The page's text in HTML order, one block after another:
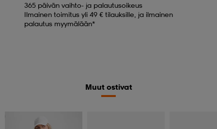
365 päivän vaihto- ja palautusoikeus
Ilmainen toimitus yli 49 € tilauksille, ja ilmainen
palautus myymälään*
Muut ostivat